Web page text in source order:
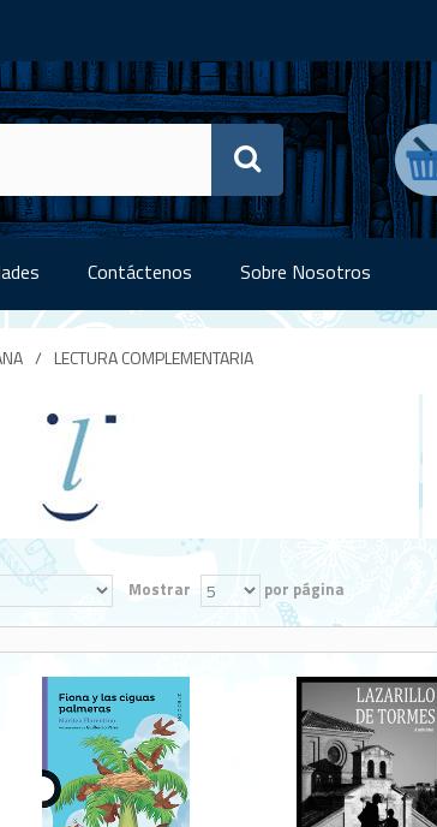
Contáctenos Sobre Nosotros
/ LECTURA COMPLEMENTARIA
Mostrar por página